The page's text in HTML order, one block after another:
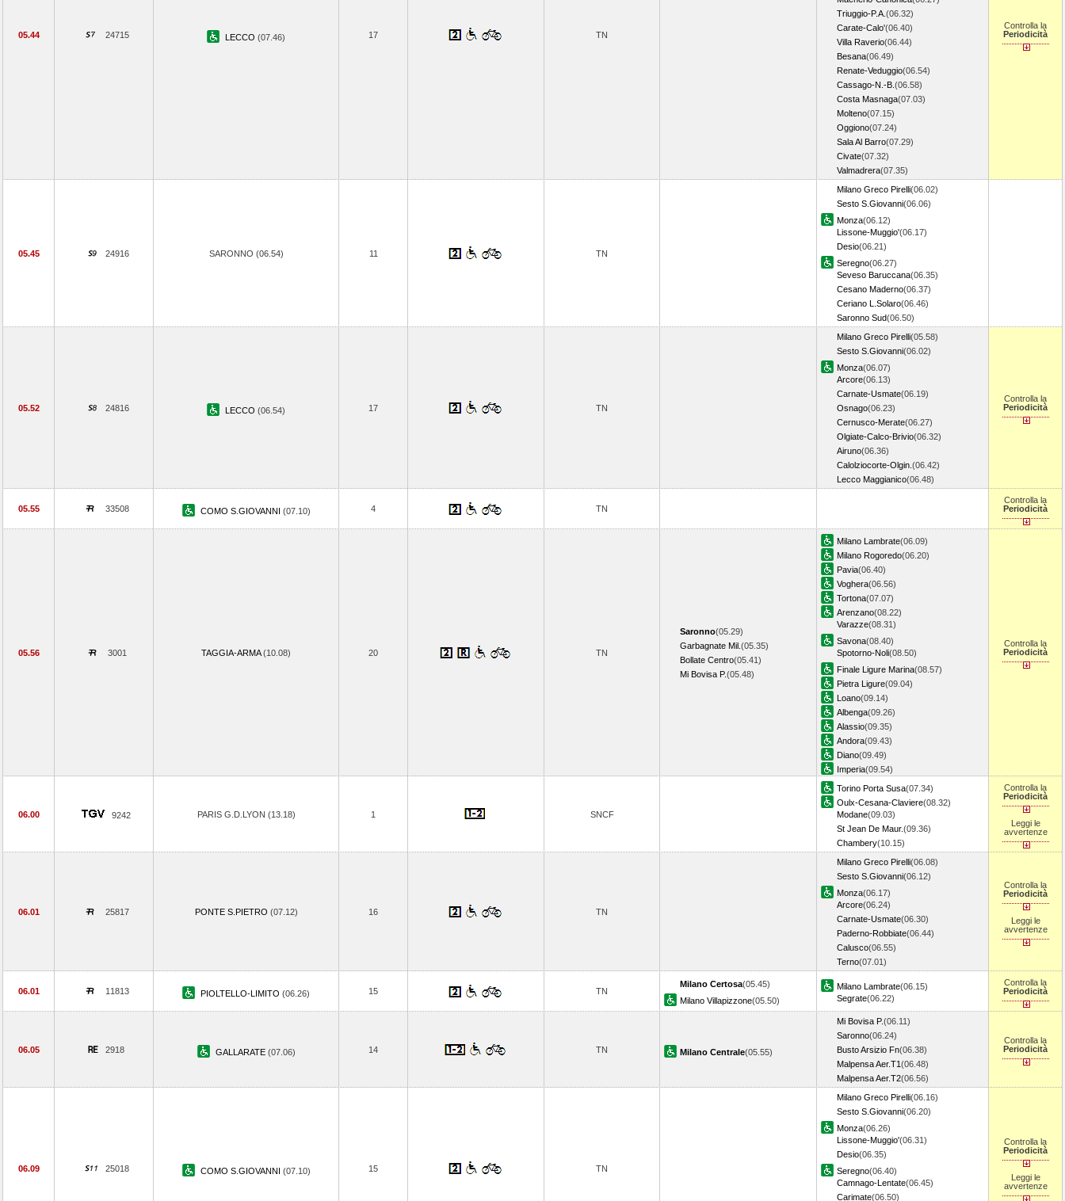
05.44 24715 LECCO (07.46) 17 TN
Triuggio-P.A. (06.32)
Carate-Calo'(06.40)
Villa Raverio(06.44)
Besana(06.49)
Renate-Veduggio(06.54)
Cassago-N.-B. (06.58)
Costa Masnaga(07.03)
Molteno(07.15)
Oggiono(07.24)
Sala Al Barro(07.29)
Civate(07.32)
Valmadrera(07.35)
Controlla la
Periodicità
05.45 24916 SARONNO (06.54) 11 TN
Milano Greco Pirelli(06.02)
Sesto S.Giovanni(06.06)
Monza(06.12)
Lissone-Muggio'(06.17)
Desio(06.21)
Seregno(06.27)
Seveso Baruccana(06.35)
Cesano Maderno(06.37)
Ceriano L.Solaro(06.46)
Saronno Sud(06.50)
05.52 24816 LECCO (06.54) 17 TN
Milano Greco Pirelli(05.58)
Sesto S.Giovanni(06.02)
Monza(06.07)
Arcore(06.13)
Carnate-Usmate(06.19)
Osnago(06.23)
Cernusco-Merate(06.27)
Olgiate-Calco-Brivio(06.32)
Airuno(06.36)
Calolziocorte-Olgin. (06.42)
Lecco Maggianico(06.48)
Controlla la
Periodicità
05.55 33508 COMO S.GIOVANNI (07.10) 4 TN
Controlla la
Periodicità
05.56 3001 TAGGIA-ARMA(10.08) 20 TN
Saronno(05.29)
Garbagnate Mil. (05.35)
Bollate Centro(05.41)
Mi Bovisa P.(05.48)
Milano Lambrate(06.09)
Milano Rogoredo(06.20)
Pavia(06.40)
Voghera(06.56)
Tortona(07.07)
Arenzano(08.22)
Varazze(08.31)
Savona(08.40)
Spotorno-Noli(08.50)
Finale Ligure Marina(08.57)
Pietra Ligure(09.04)
Loano(09.14)
Albenga(09.26)
Alassio(09.35)
Andora(09.43)
Diano(09.49)
Imperia(09.54)
Controlla la
Periodicità
06.00 9242 PARIS G.D.LYON (13.18) 1 SNCF
Torino Porta Susa(07.34)
Oulx-Cesana-Claviere(08.32)
Modane(09.03)
St Jean De Maur.(09.36)
Chambery(10.15)
Controlla la
Periodicità
Leggi le
avvertenze
06.01 25817 PONTE S.PIETRO (07.12) 16 TN
Milano Greco Pirelli(06.08)
Sesto S.Giovanni(06.12)
Monza(06.17)
Arcore(06.24)
Carnate-Usmate(06.30)
Paderno-Robbiate(06.44)
Calusco(06.55)
Terno(07.01)
Controlla la
Periodicità
Leggi le
avvertenze
06.01 11813 PIOLTELLO-LIMITO (06.26) 15 TN
Milano Certosa(05.45)
Milano Villapizzone(05.50)
Milano Lambrate(06.15)
Segrate(06.22)
Controlla la
Periodicità
06.05 2918 GALLARATE (07.06) 14 TN Milano Centrale(05.55)
Mi Bovisa P.(06.11)
Saronno(06.24)
Busto Arsizio Fn(06.38)
Malpensa Aer.T1(06.48)
Malpensa Aer.T2(06.56)
Controlla la
Periodicità
06.09 25018 COMO S.GIOVANNI (07.10) 15 TN
Milano Greco Pirelli(06.16)
Sesto S.Giovanni(06.20)
Monza(06.26)
Lissone-Muggio'(06.31)
Desio(06.35)
Seregno(06.40)
Camnago-Lentate(06.45)
Carimate(06.50)
Controlla la
Periodicità
Leggi le
avvertenze